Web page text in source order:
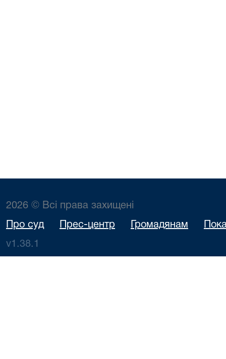
2026 © Всі права захищені
Про суд Прес-центр Громадянам
v1.38.1